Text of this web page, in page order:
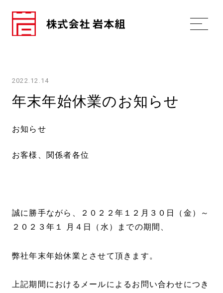
2022.12.14
年末年始休業のお知らせ
お知らせ
お客様、関係者各位
誠に勝手ながら、２０２２年１２月３０日（金）～
２０２３年１ 月４日（水）までの期間、
弊社年末年始休業とさせて頂きます。
上記期間におけるメールによるお問い合わせにつき